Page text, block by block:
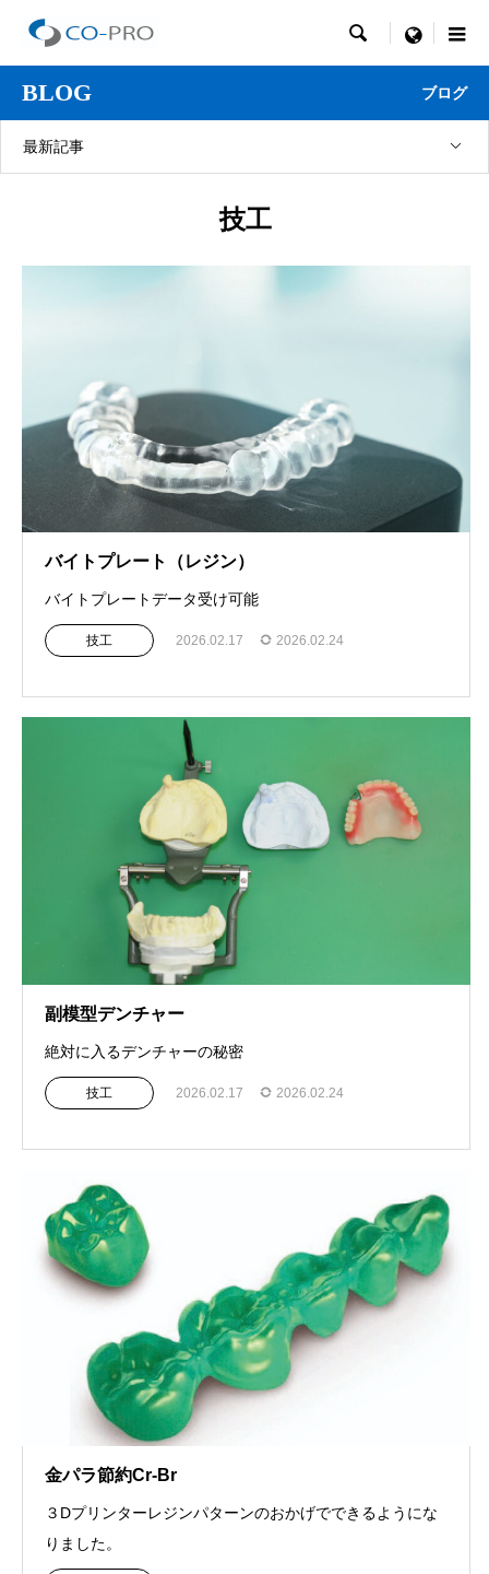
 menu
BLOG ブログ
最新記事
技工
バイトプレート（レジン）
バイトプレートデータ受け可能
技工 2026.02.17 2026.02.24
副模型デンチャー
絶対に入るデンチャーの秘密
技工 2026.02.17 2026.02.24
金パラ節約Cr-Br
３Dプリンターレジンパターンのおかげでできるようにな
りました。